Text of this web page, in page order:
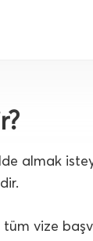
almak
tüm vize